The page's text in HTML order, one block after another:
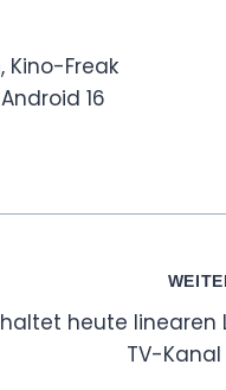
Kino-Freak
16
heute linearen
TV-